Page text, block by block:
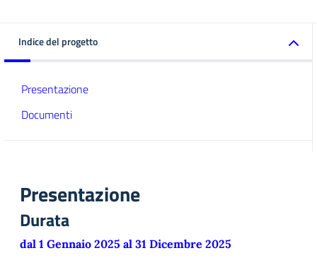
Indice del progetto
Presentazione
Documenti
Presentazione
Durata
dal 1 Gennaio 2025 al 31 Dicembre 2025